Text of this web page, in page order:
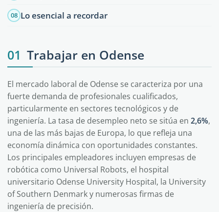
08 Lo esencial a recordar
01 Trabajar en Odense
El mercado laboral de Odense se caracteriza por una
fuerte demanda de profesionales cualificados,
particularmente en sectores tecnológicos y de
ingeniería. La tasa de desempleo neto se sitúa en 2,6%,
una de las más bajas de Europa, lo que refleja una
economía dinámica con oportunidades constantes.
Los principales empleadores incluyen empresas de
robótica como Universal Robots, el hospital
universitario Odense University Hospital, la University
of Southern Denmark y numerosas firmas de
ingeniería de precisión.